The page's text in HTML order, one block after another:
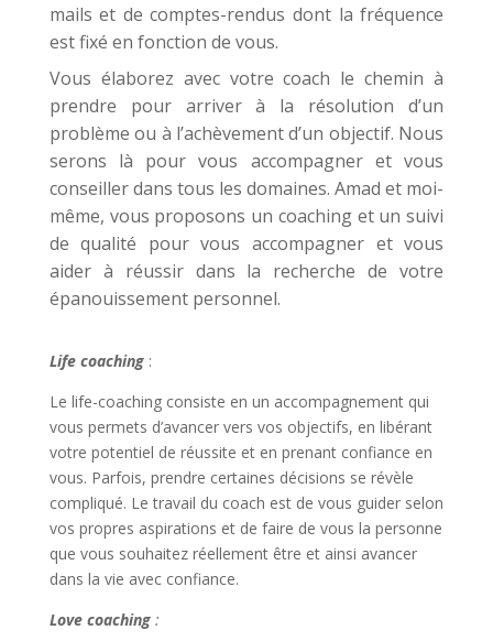
mails et de comptes-rendus dont la fréquence
est fixé en fonction de vous.
Vous élaborez avec votre coach le chemin à
prendre pour arriver à la résolution d’un
problème ou à l’achèvement d’un objectif. Nous
serons là pour vous accompagner et vous
conseiller dans tous les domaines. Amad et moi-
même, vous proposons un coaching et un suivi
de qualité pour vous accompagner et vous
aider à réussir dans la recherche de votre
épanouissement personnel.
Life coaching:
Le life-coaching consiste en un accompagnement qui
vous permets d’avancer vers vos objectifs, en libérant
votre potentiel de réussite et en prenant confiance en
vous. Parfois, prendre certaines décisions se révèle
compliqué. Le travail du coach est de vous guider selon
vos propres aspirations et de faire de vous la personne
que vous souhaitez réellement être et ainsi avancer
dans la vie avec confiance.
Love coaching: